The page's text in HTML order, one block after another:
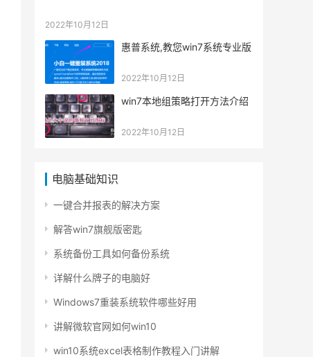
2022年10月12日
惠普系统,教您win7系统专业版
2022年10月12日
win7本地组策略打开方法介绍
2022年10月12日
电脑基础知识
一键合并报表的解决方案
解答win7旗舰版密匙
系统备份工具如何备份系统
详解什么牌子的电脑好
Windows7重装系统软件哪些好用
讲解微软官网如何win10
win10系统excel表格制作教程入门讲解